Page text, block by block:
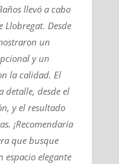
llevó a cabo
Llobregat. Desde
un
y un
la calidad. El
detalle, desde el
y el resultado
¡Recomendaría
que busque
elegante